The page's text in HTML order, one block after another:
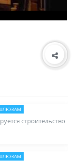
строительство